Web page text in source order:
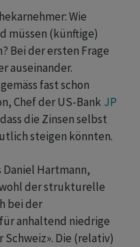
Wie
müssen (künftige)
Bei der ersten Frage
auseinander.
fast schon
Chef der US-Bank JP
die Zinsen selbst
steigen könnten.
Hartmann,
der strukturelle
bei der
anhaltend niedrige
Die (relativ)